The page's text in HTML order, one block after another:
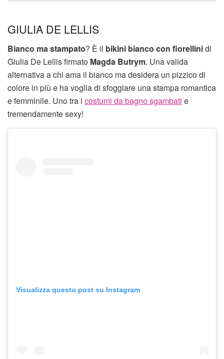
GIULIA DE LELLIS
Bianco ma stampato? È il bikini bianco con fiorellinidi
Giulia De Lellis firmato Magda Butrym. Una valida
alternativa a chi ama il bianco ma desidera un pizzico di
colore in più e ha voglia di sfoggiare una stampa romantica
e femminile. Uno tra i costumi da bagno sgambati e
tremendamente sexy!
Visualizza questo post su Instagram